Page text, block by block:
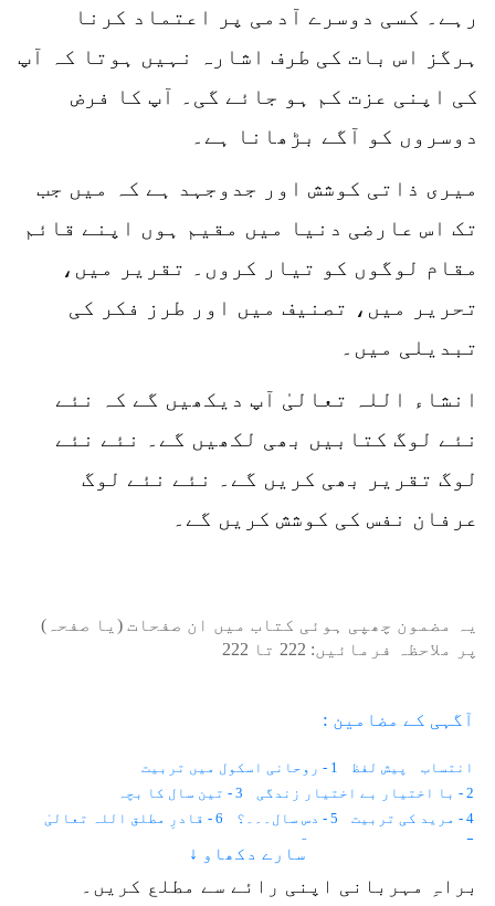
رہے۔ کسی دوسرے آدمی پر اعتماد کرنا
ہرگز اس بات کی طرف اشارہ نہیں ہوتا کہ آپ
کی اپنی عزت کم ہو جائے گی۔ آپ کا فرض
دوسروں کو آگے بڑھانا ہے۔
میری ذاتی کوشش اور جدوجہد ہے کہ میں جب
تک اس عارضی دنیا میں مقیم ہوں اپنے قائم
مقام لوگوں کو تیار کروں۔ تقریر میں،
تحریر میں، تصنیف میں اور طرز فکر کی
تبدیلی میں۔
انشاء اللہ تعالیٰ آپ دیکھیں گے کہ نئے
نئے لوگ کتابیں بھی لکھیں گے۔ نئے نئے
لوگ تقریر بھی کریں گے۔ نئے نئے لوگ
عرفان نفس کی کوشش کریں گے۔
یہ مضمون چھپی ہوئی کتاب میں ان صفحات (یا صفحہ)
پر ملاحظہ فرمائیں: 222 تا 222
آگہی کے مضامین :
انتساب پیش لفظ
1 - روحانی اسکول میں تربیت
2 - با اختیار بے اختیار زندگی
3 - تین سال کا بچہ
4 - مرید کی تربیت
5 - دس سال۔۔۔؟
6 - قادرِ مطلق اللہ تعالیٰ
7 - موت حفاظت کرتی ہے
8 - باہر نہیں ہم اندر دیکھتے ہیں
10 - نیند اور شعور
12 - لازمانیت اور زمانیت
13 - مثال 14 - وقت۔۔۔؟
سارے دکھاو ↓
براہِ مہربانی اپنی رائے سے مطلع کریں۔